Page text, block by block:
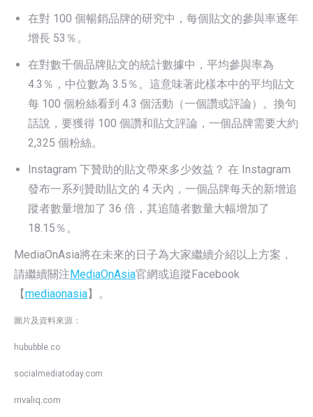
在對 100 個暢銷品牌的研究中，每個貼文的參與率逐年
增長 53％。
在對數千個品牌貼文的統計數據中，平均參與率為
4.3％，中位數為 3.5％。這意味著此樣本中的平均貼文
每 100 個粉絲看到 4.3 個活動（一個讚或評論）。換句
話說，要獲得 100 個讚和貼文評論，一個品牌需要大約
2,325 個粉絲。
Instagram 下贊助的貼文帶來多少效益？ 在 Instagram
發布一系列贊助貼文的 4 天內，一個品牌每天的新增追
蹤者數量增加了 36 倍，其追隨者數量大幅增加了
18.15％。
MediaOnAsia將在未來的日子為大家繼續介紹以上方案，
請繼續關注 MediaOnAsia官網或追蹤Facebook
【mediaonasia】。
圖片及資料來源：
hububble.co
socialmediatoday.com
rrivaliq.com